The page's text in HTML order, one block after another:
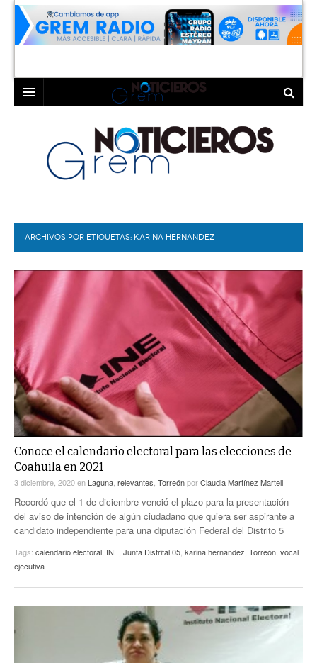
LAGUNA
TORREÓN
GÓMEZ PALACIO
LERDO
COAHUILA
DURANGO
DEPORTES
CONTEXTOS
TRAYECTO LAGUNA
A MEDIA MAÑANA
A TODA LEY
ENTRE LAGUNEROS
DIÁLOGOS CON LA HISTORIA
TWEETS AND BEATS
LA MEJOR 97.1 ESTÉREO GALLITO
ACTUALIDADES GREM
LA MEJOR INFORMACIÓN
COLABORADORES
PC29
ACTUALIDADES GREM
ARCHIVOS POR ETIQUETAS: KARINA HERNANDEZ
Conoce el calendario electoral para las elecciones de
Coahuila en 2021
3 diciembre, 2020en Laguna relevantes TorreónporClaudia Martínez Martell
Recordó que el 1 de diciembre venció el plazo para la presentación
del aviso de intención de algún ciudadano que quiera ser aspirante a
candidato independiente para una diputación Federal del Distrito 5
Tags: calendario electoral INE Junta Distrital 05 karina hernandez Torreón vocal
ejecutiva